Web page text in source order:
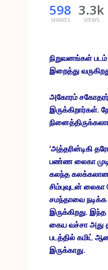
598
SHARES
3.3k
VIEWS
நிறுவனங்கள்
இறைத்து
அகோரம்
இருக்கிறார்கள்.
‘அத்தரின்டிகி
பண்ண லைகா
கலந்த கலக்கலான
சிம்புவுடன் லைகா
சமந்தாவை
இருக்கிறது.
கைய வச்சா அது
படத்தில் கமிட்
இருக்காது.